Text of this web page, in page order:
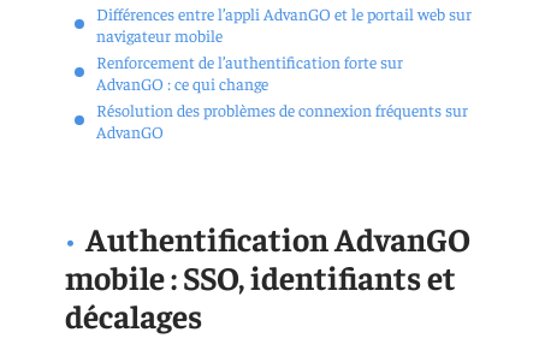
Différences entre l’appli AdvanGO et le portail web sur
navigateur mobile
Renforcement de l’authentification forte sur
AdvanGO : ce qui change
Résolution des problèmes de connexion fréquents sur
AdvanGO
Authentification AdvanGO
mobile : SSO, identifiants et
décalages